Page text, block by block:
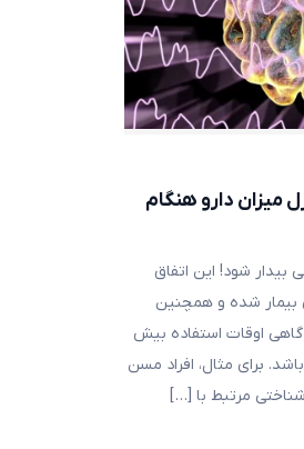
میزان دارو هنگام
شود! این اتفاق
بیمار شده و همچنین
اوقات استفاده بیش
برای مثال، افراد مسن
مرتبط با […]